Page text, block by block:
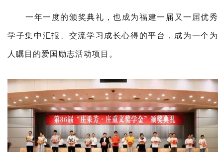
一年一度的颁奖典礼，也成为福建一届又一届优秀
学子集中汇报、交流学习成长心得的平台，成为一个为
人瞩目的爱国励志活动项目。